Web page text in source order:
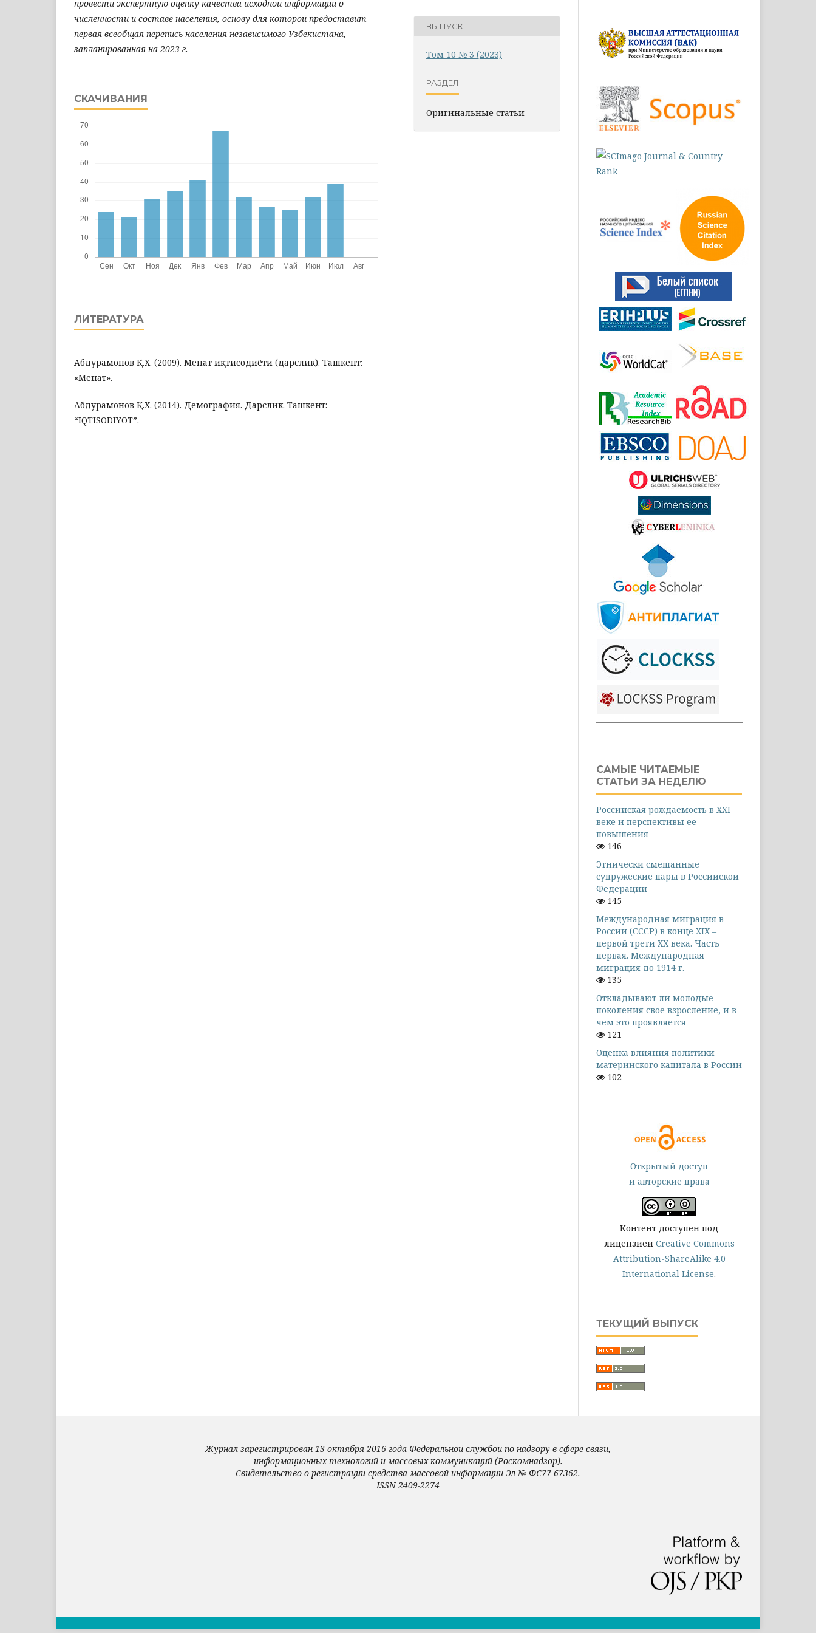
провести экспертную оценку качества исходной информации о
численности и составе населения, основу для которой предоставит
первая всеобщая перепись населения независимого Узбекистана,
запланированная на 2023 г.
СКАЧИВАНИЯ
ЛИТЕРАТУРА
Абдураҳмонов Қ.Х. (2009). Меҳнат иқтисодиёти (дарслик). Ташкент:
«Меҳнат».
Абдураҳмонов Қ.Х. (2014). Демография. Дарслик. Ташкент:
“IQTISODIYOT”.
ВЫПУСК
Том 10 № 3 (2023)
РАЗДЕЛ
Оригинальные статьи
САМЫЕ ЧИТАЕМЫЕ
СТАТЬИ ЗА НЕДЕЛЮ
Российская рождаемость в XXI
веке и перспективы ее
повышения
146
Этнически смешанные
супружеские пары в Российской
Федерации
145
Международная миграция в
России (СССР) в конце XIX –
первой трети XX века. Часть
первая. Международная
миграция до 1914 г.
135
Откладывают ли молодые
поколения свое взросление, и в
чем это проявляется
121
Оценка влияния политики
материнского капитала в России
102
Открытый доступ
и авторские права
Контент доступен под
лицензией Creative Commons
Attribution-ShareAlike 4.0
International License.
ТЕКУЩИЙ ВЫПУСК
Журнал зарегистрирован 13 октября 2016 года Федеральной службой по надзору в сфере связи,
информационных технологий и массовых коммуникаций (Роскомнадзор).
Свидетельство о регистрации средства массовой информации Эл № ФС77-67362.
ISSN 2409-2274